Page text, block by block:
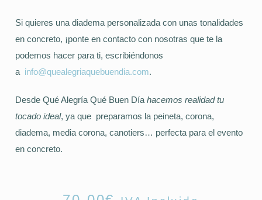
Si quieres una diadema personalizada con unas tonalidades
en concreto, ¡ponte en contacto con nosotras que te la
podemos hacer para ti, escribiéndonos
a info@quealegriaquebuendia.com.
Desde Qué Alegría Qué Buen Día hacemos realidad tu
tocado ideal, ya que preparamos la peineta, corona,
diadema, media corona, canotiers… perfecta para el evento
en concreto.